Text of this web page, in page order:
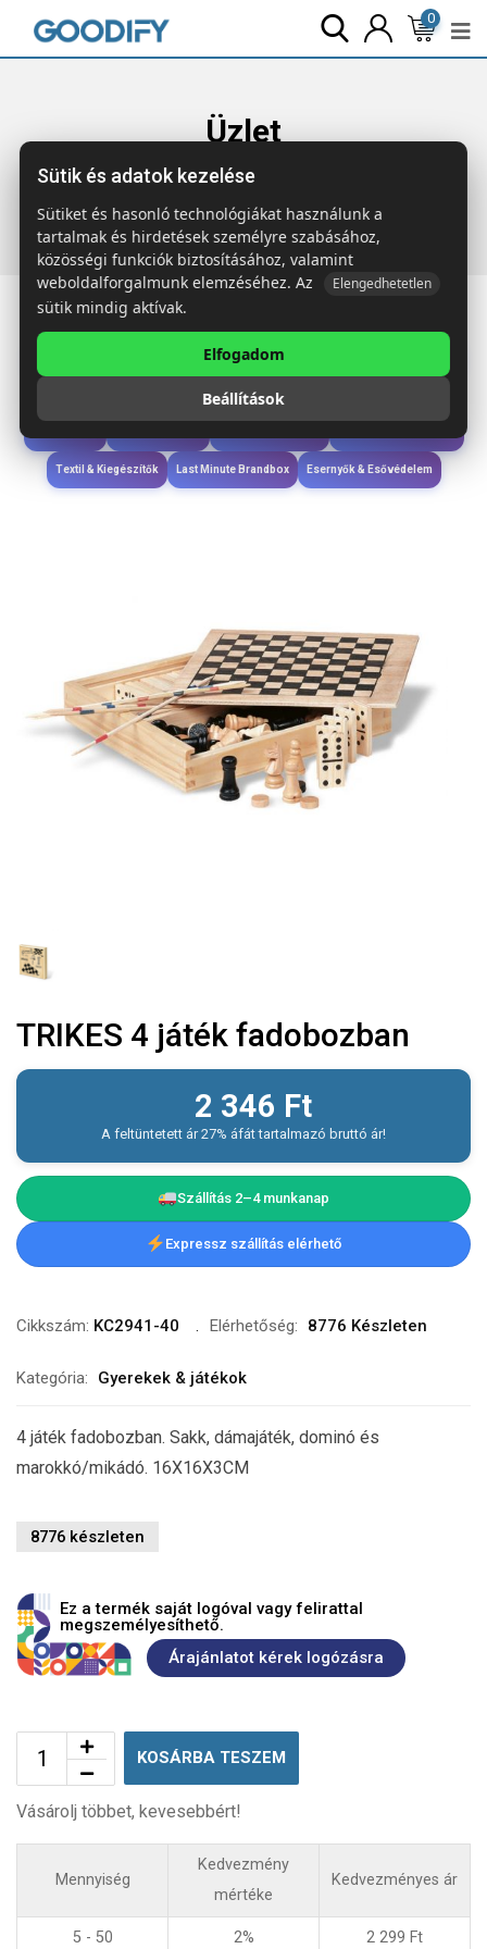
0
Üzlet
Főoldal Termékek Gyerekek & játékok
fadobozban
Étkezés & Ivás
Wellness & Ápolás
Textil & Kiegészítők Last Minute Brandbox Esernyők & Esővédelem
TRIKES 4 játék fadobozban
2 346 Ft
A feltüntetett ár 27% áfát tartalmazó bruttó ár!
Szállítás 2–4 munkanap
Expressz szállítás elérhető
Cikkszám: KC2941-40 Elérhetőség: 8776 Készleten
Kategória: Gyerekek & játékok
4 játék fadobozban. Sakk, dámajáték, dominó és
marokkó/mikádó. 16X16X3CM
8776 készleten
Ez a termék saját logóval vagy felirattal
megszemélyesíthető.
Árajánlatot kérek logózásra
KOSÁRBA TESZEM
Vásárolj többet, kevesebbért!
Mennyiség
Kedvezmény
mértéke
Kedvezményes ár
5 - 50 2% 2 299 Ft
Sütik és adatok kezelése
Sütiket és hasonló technológiákat használunk a
tartalmak és hirdetések személyre szabásához,
közösségi funkciók biztosításához, valamint
weboldalforgalmunk elemzéséhez. Az
Elengedhetetlen
sütik mindig aktívak.
Elfogadom
Beállítások